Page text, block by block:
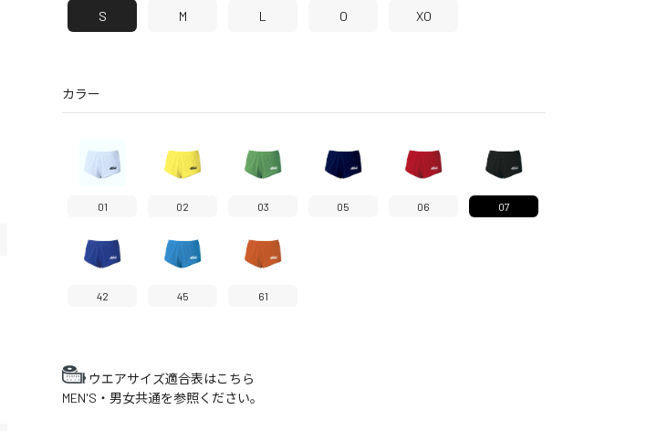
S M L O XO
カラー
01 02 03 05 06 07
42 45 61
ウエアサイズ適合表はこちら
MEN'S・男女共通を参照ください。